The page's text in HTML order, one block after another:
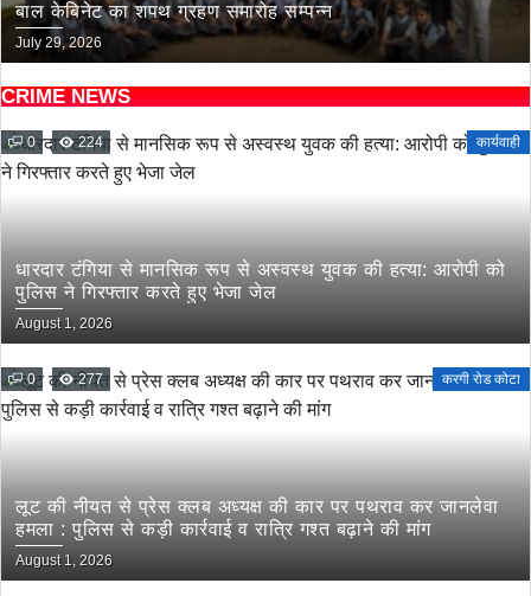
बाल केबिनेट का शपथ ग्रहण समारोह सम्पन्न
July 29, 2026
CRIME NEWS
0 224 कार्यवाही
धारदार टंगिया से मानसिक रूप से अस्वस्थ युवक की हत्या: आरोपी को
पुलिस ने गिरफ्तार करते हुए भेजा जेल
August 1, 2026
0 277 करगी रोड कोटा
लूट की नीयत से प्रेस क्लब अध्यक्ष की कार पर पथराव कर जानलेवा
हमला : पुलिस से कड़ी कार्रवाई व रात्रि गश्त बढ़ाने की मांग
August 1, 2026